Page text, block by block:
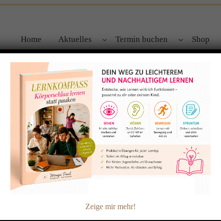
Home Aktuelles Termin buchen Shop
vorbei“ – gratis
„Atem frei – Angst
0,00€ inkl. 19 % MwSt.
Atemfrei Angst – Gratis-
Manchmal ist die Angst
und Fühlübung nehme ich
einen sicheren Ort, zurück
Zeige mir mehr!